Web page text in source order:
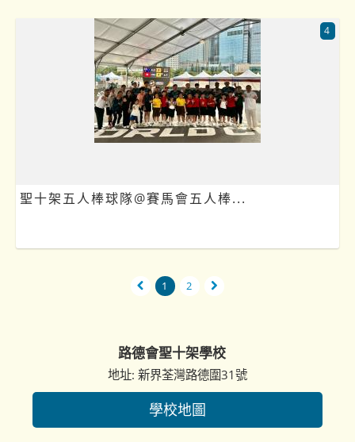
聖十架五人棒球隊@賽馬會五人棒...
4
1 2
路德會聖十架學校
地址: 新界荃灣路德圍31號
學校地圖